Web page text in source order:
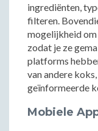
ingrediënten,
filteren.
mogelijkheid
zodat je ze
platforms
van andere
geïnformeerde
Mobiele